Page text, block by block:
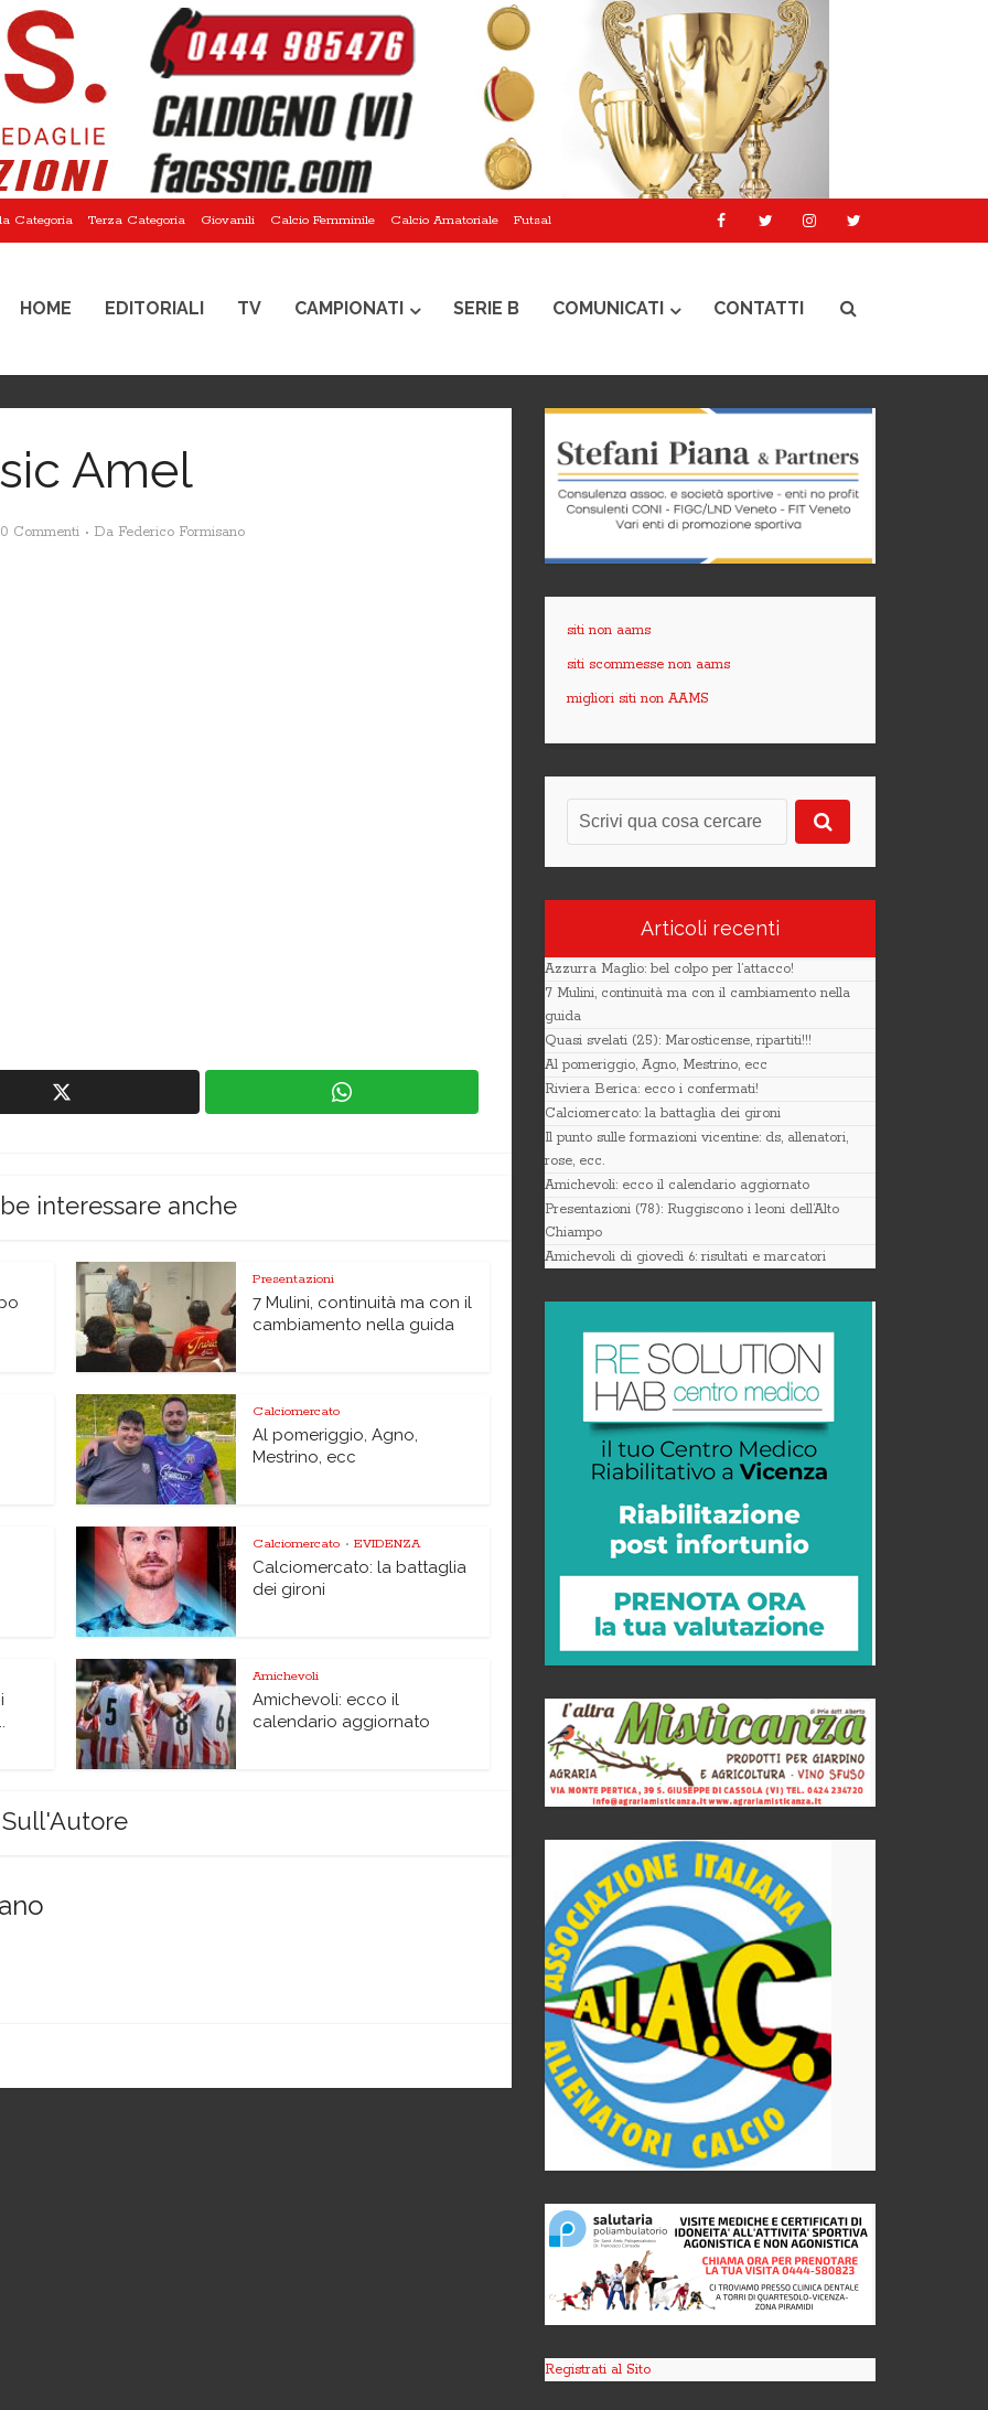
Categoria Terza Categoria Giovanili Calcio Femminile Calcio Amatoriale Futsal
HOME EDITORIALI TV CAMPIONATI SERIE B COMUNICATI CONTATTI
Amel
0 Commenti Da Federico Formisano
interessare anche
Presentazioni
7 Mulini, continuità ma con il
cambiamento nella guida
Calciomercato
Al pomeriggio, Agno,
Mestrino, ecc
Calciomercato • EVIDENZA
Calciomercato: la battaglia
dei gironi
Amichevoli
Amichevoli: ecco il
calendario aggiornato
Sull'Autore
siti non aams
siti scommesse non aams
migliori siti non AAMS
Articoli recenti
Azzurra Maglio: bel colpo per l’attacco!
7 Mulini, continuità ma con il cambiamento nella
guida
Quasi svelati (25): Marosticense, ripartiti!!!
Al pomeriggio, Agno, Mestrino, ecc
Riviera Berica: ecco i confermati!
Calciomercato: la battaglia dei gironi
Il punto sulle formazioni vicentine: ds, allenatori,
rose, ecc.
Amichevoli: ecco il calendario aggiornato
Presentazioni (78): Ruggiscono i leoni dell’Alto
Chiampo
Amichevoli di giovedì 6: risultati e marcatori
Registrati al Sito